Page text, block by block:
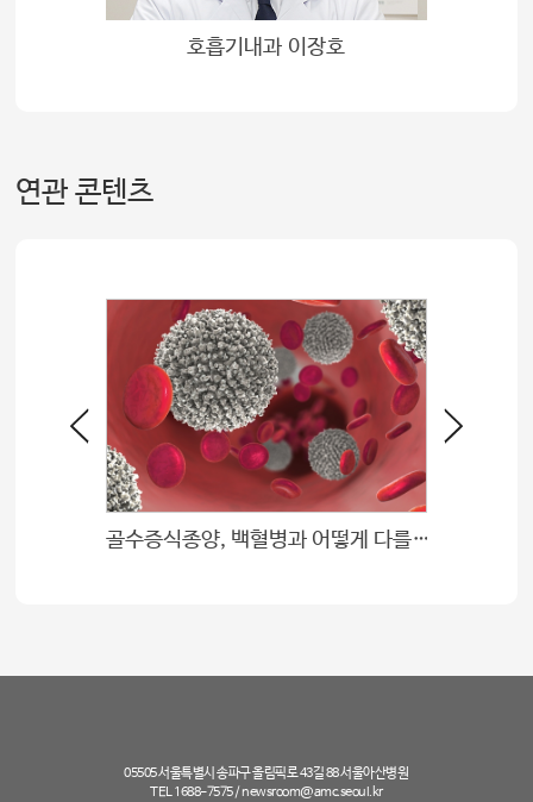
호흡기내과 이장호
연관 콘텐츠
골수증식종양, 백혈병과 어떻게 다를까?
05505 서울특별시 송파구 올림픽로 43길 88 서울아산병원
TEL 1688-7575 /newsroom@amc.seoul.kr